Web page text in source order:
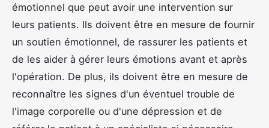
émotionnel que peut avoir une intervention sur
leurs patients. Ils doivent être en mesure de fournir
un soutien émotionnel, de rassurer les patients et
de les aider à gérer leurs émotions avant et après
l'opération. De plus, ils doivent être en mesure de
reconnaître les signes d'un éventuel trouble de
l'image corporelle ou d'une dépression et de